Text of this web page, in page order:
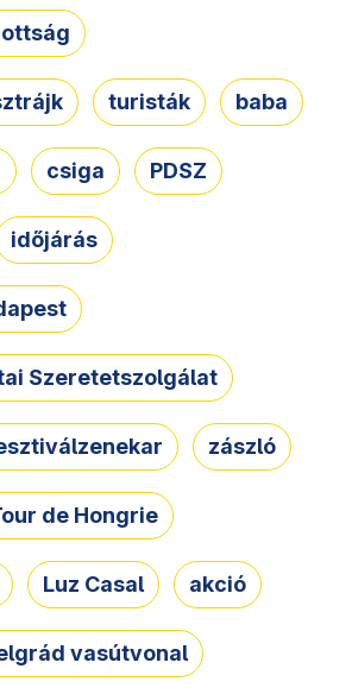
turisták baba
csiga PDSZ
időjárás
Szeretetszolgálat
zászló
de Hongrie
Luz Casal akció
vasútvonal